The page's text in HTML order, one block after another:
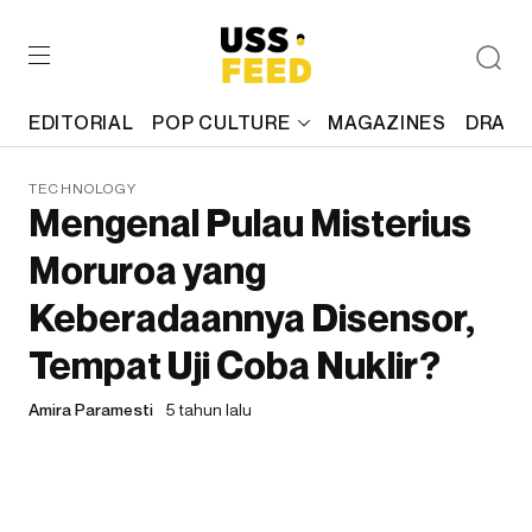
EDITORIAL POP CULTURE MAGAZINES
TECHNOLOGY
Mengenal Pulau Misterius
Moruroa yang
Keberadaannya Disensor,
Tempat Uji Coba Nuklir?
Amira Paramesti 5 tahun lalu